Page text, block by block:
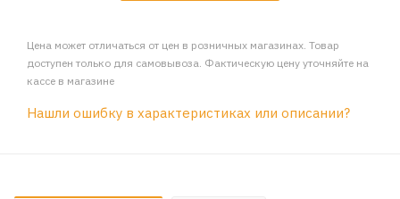
Цена может отличаться от цен в розничных магазинах. Товар
доступен только для самовывоза. Фактическую цену уточняйте на
кассе в магазине
Нашли ошибку в характеристиках или описании?